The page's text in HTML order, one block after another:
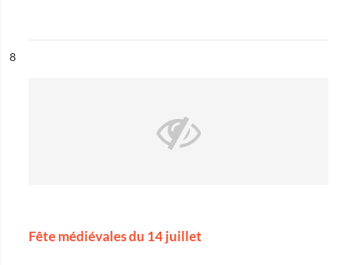
n°
8
Fête médiévales du 14 juillet